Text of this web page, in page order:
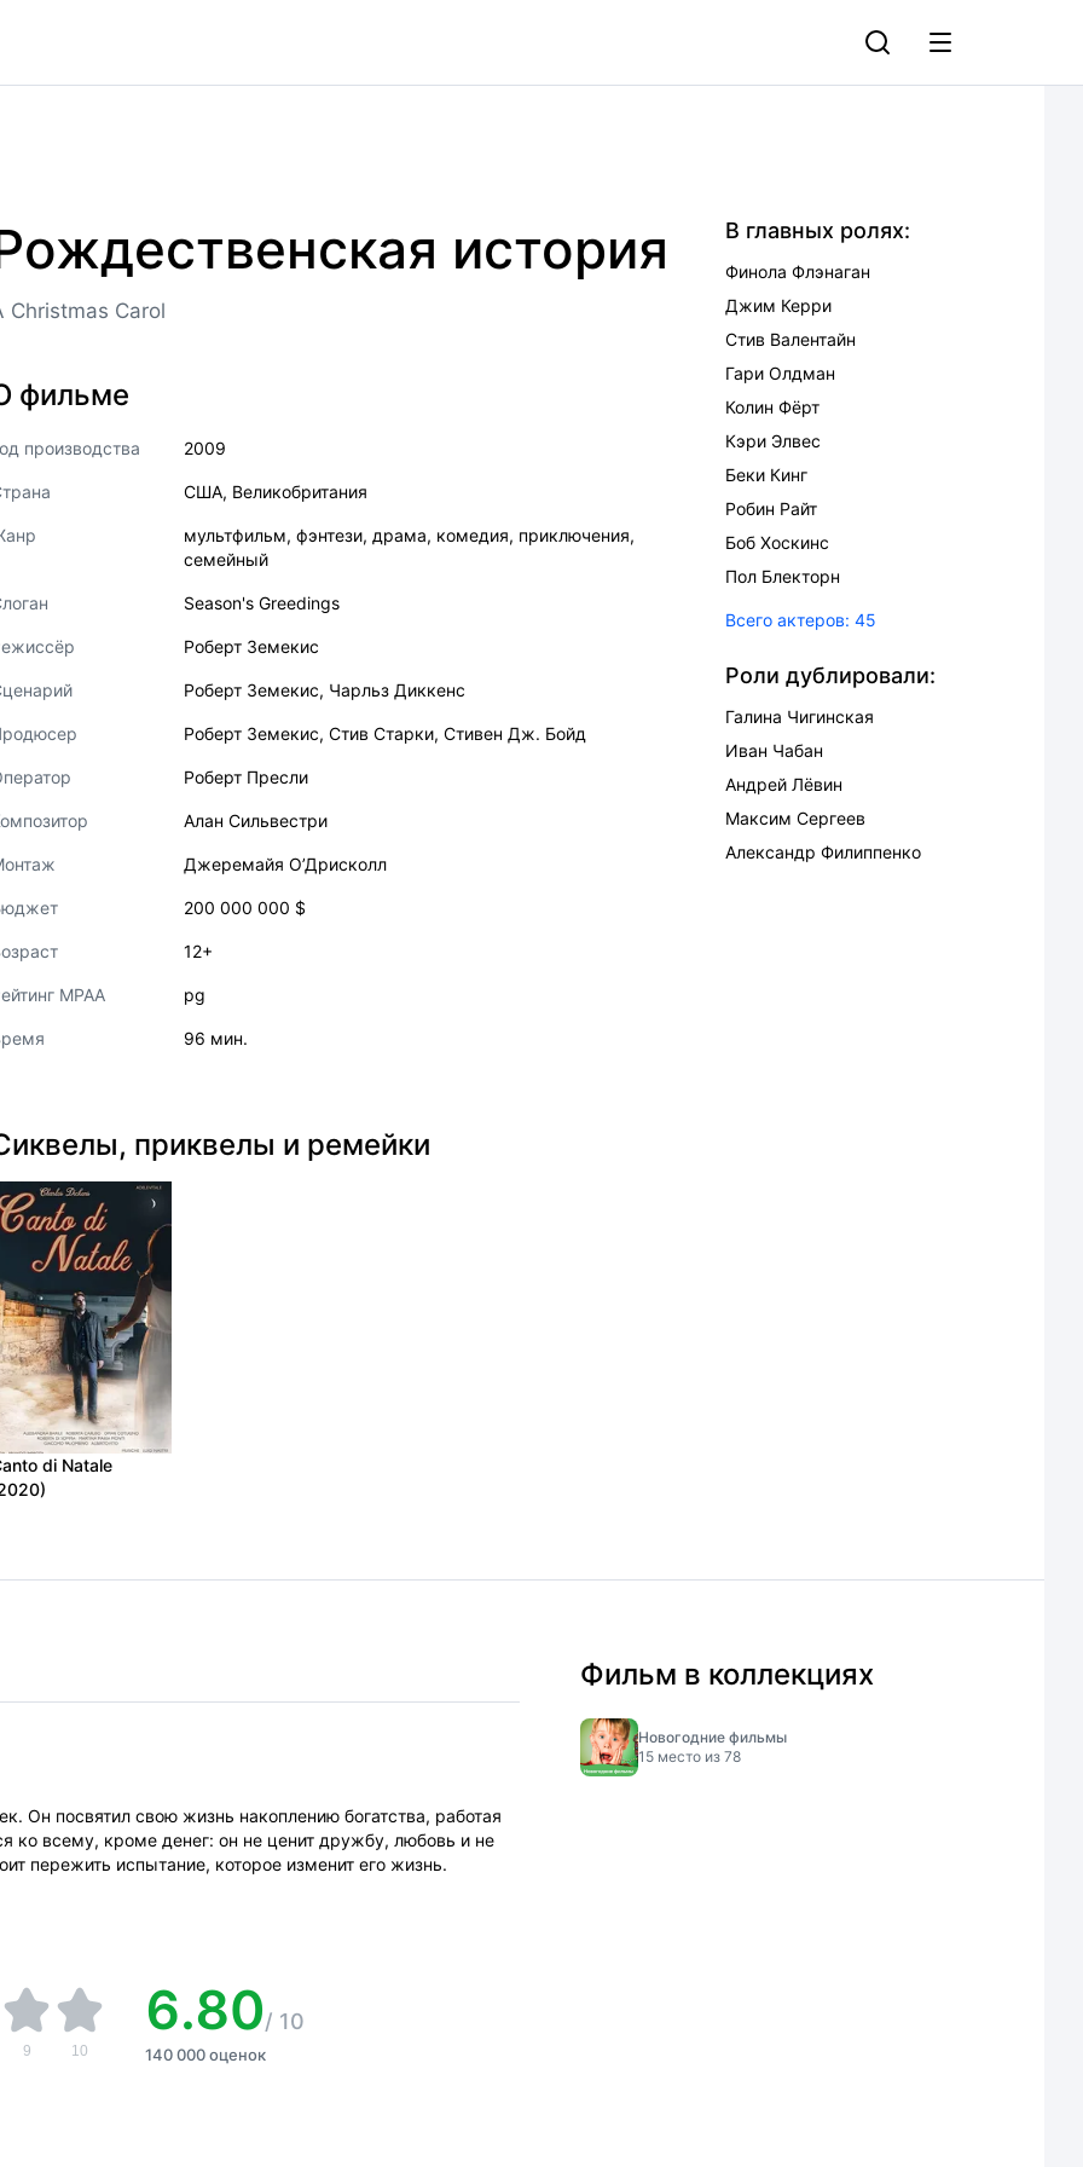
история
Christmas Carol
фильме
производства 2009
США, Великобритания
мультфильм, фэнтези, драма, комедия, приключения,
семейный
Season's Greedings
Роберт Земекис
Роберт Земекис, Чарльз Диккенс
Роберт Земекис, Стив Старки, Стивен Дж. Бойд
Роберт Пресли
Алан Сильвестри
Джеремайя О’Дрисколл
200 000 000 $
12+
MPAA pg
96 мин.
В главных ролях:
Финола Флэнаган
Джим Керри
Стив Валентайн
Гари Олдман
Колин Фёрт
Кэри Элвес
Беки Кинг
Робин Райт
Боб Хоскинс
Пол Блекторн
Всего актеров: 45
Роли дублировали:
Галина Чигинская
Иван Чабан
Андрей Лёвин
Максим Сергеев
Александр Филиппенко
приквелы и ремейки
di Natale
Он посвятил свою жизнь накоплению богатства, работая
ко всему, кроме денег: он не ценит дружбу, любовь и не
пережить испытание, которое изменит его жизнь.
9 10
6.80/ 10
140 000 оценок
Фильм в коллекциях
Новогодние фильмы
15 место из 78